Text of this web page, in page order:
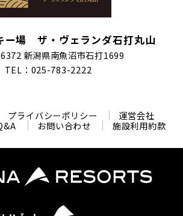
ー場 ザ・ヴェランダ石打丸山
新潟県南魚沼市石打1699
TEL：025-783-2222
プライバシーポリシー
運営会社
お問い合わせ 施設利用約款